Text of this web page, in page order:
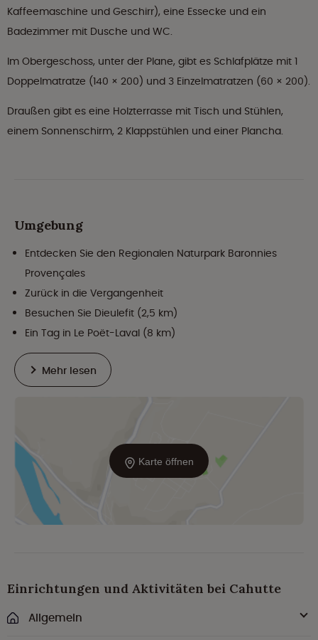
Kaffeemaschine und Geschirr), eine Essecke und ein
Badezimmer mit Dusche und WC.
Im Obergeschoss, unter der Plane, gibt es Schlafplätze mit 1
Doppelmatratze (140 × 200) und 3 Einzelmatratzen (60 × 200).
Draußen gibt es eine Holzterrasse mit Tisch und Stühlen,
einem Sonnenschirm, 2 Klappstühlen und einer Plancha.
Karte öffnen
Umgebung
Entdecken Sie den Regionalen Naturpark Baronnies
Provençales
Zurück in die Vergangenheit
Besuchen Sie Dieulefit (2,5 km)
Ein Tag in Le Poët-Laval (8 km)
Mehr lesen
Einrichtungen und Aktivitäten bei Cahutte
Allgemein